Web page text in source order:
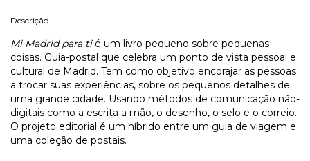
Descrição
Mi Madrid para tié um livro pequeno sobre pequenas
coisas. Guia-postal que celebra um ponto de vista pessoal e
cultural de Madrid. Tem como objetivo encorajar as pessoas
a trocar suas experiências, sobre os pequenos detalhes de
uma grande cidade. Usando métodos de comunicação não-
digitais como a escrita a mão, o desenho, o selo e o correio.
O projeto editorial é um híbrido entre um guia de viagem e
uma coleção de postais.